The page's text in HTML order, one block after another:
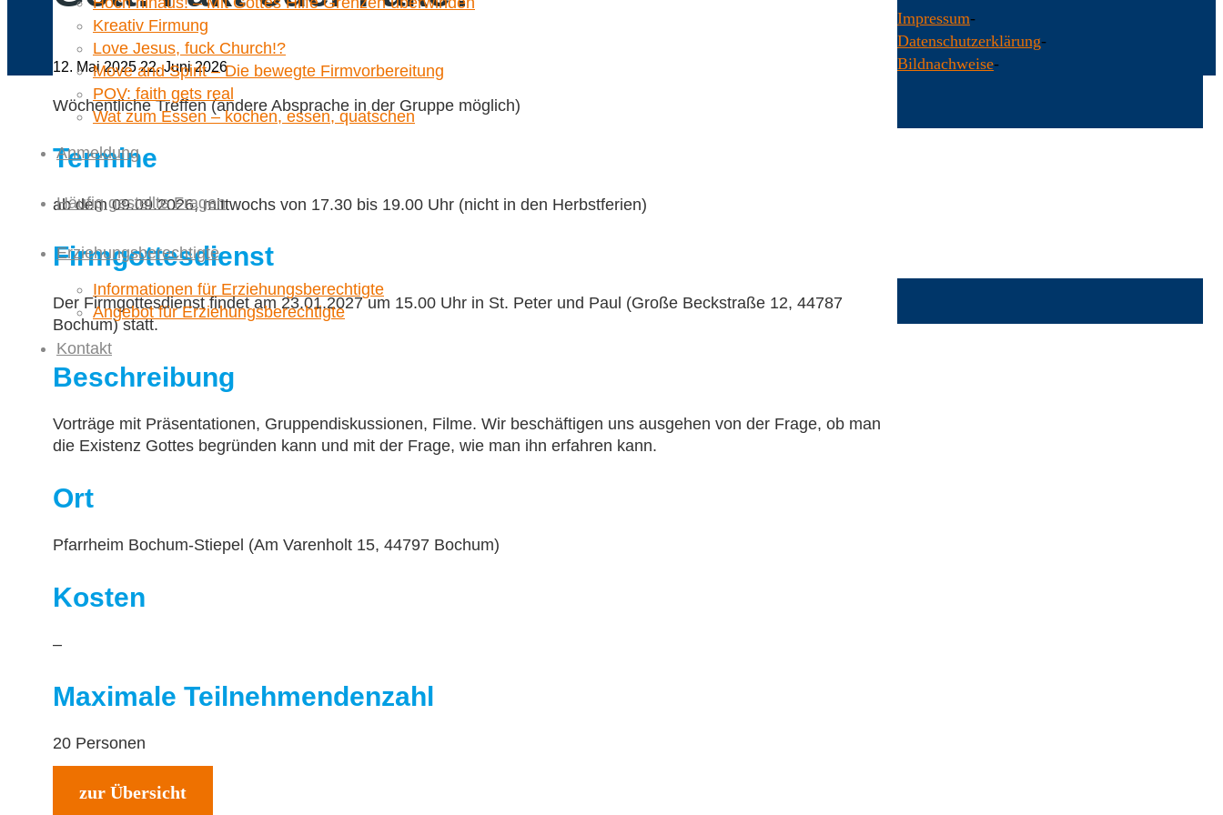
Kreativ Firmung
Love Jesus, fuck Church!?
Move and Spirit – Die bewegte Firmvorbereitung
POV: faith gets real
Wat zum Essen – kochen, essen, quatschen
Anmeldung
Häufig gestellte Fragen
Erziehungsberechtigte
Informationen für Erziehungsberechtigte
Angebot für Erziehungsberechtigte
Kontakt
12. Mai 202522. Juni 2026
Wöchentliche Treffen (andere Absprache in der Gruppe möglich)
Termine
ab dem 09.09.2026, mittwochs von 17.30 bis 19.00 Uhr (nicht in den Herbstferien)
Firmgottesdienst
Der Firmgottesdienst findet am 23.01.2027 um 15.00 Uhr in St. Peter und Paul (Große Beckstraße 12, 44787
Bochum) statt.
Beschreibung
Vorträge mit Präsentationen, Gruppendiskussionen, Filme. Wir beschäftigen uns ausgehen von der Frage, ob man
die Existenz Gottes begründen kann und mit der Frage, wie man ihn erfahren kann.
Ort
Pfarrheim Bochum-Stiepel (Am Varenholt 15, 44797 Bochum)
Kosten
–
Maximale Teilnehmendenzahl
20 Personen
zur Übersicht
Impressum-
Datenschutzerklärung-
Bildnachweise-
to